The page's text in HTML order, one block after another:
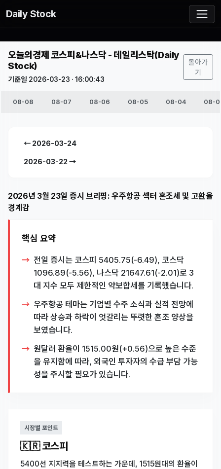
Daily Stock
오늘의경제 코스피&나스닥 - 데일리스탁(Daily
Stock)
기준일 2026-03-23 · 16:00:43
돌아가
기
08-08 08-07 08-06 08-05 08-04 08-
← 2026-03-24
2026-03-22 →
2026년 3월 23일 증시 브리핑: 우주항공 섹터 혼조세 및 고환율
경계감
핵심 요약
전일 증시는 코스피 5405.75(-6.49), 코스닥
1096.89(-5.56), 나스닥 21647.61(-2.01)로 3
대 지수 모두 제한적인 약보합세를 기록했습니다.
우주항공 테마는 기업별 수주 소식과 실적 전망에
따라 상승과 하락이 엇갈리는 뚜렷한 혼조 양상을
보였습니다.
원달러 환율이 1515.00원(+0.56)으로 높은 수준
을 유지함에 따라, 외국인 투자자의 수급 부담 가능
성을 주시할 필요가 있습니다.
시장별 포인트
🇰🇷 코스피
5400선 지지력을 테스트하는 가운데, 1515원대의 환율이